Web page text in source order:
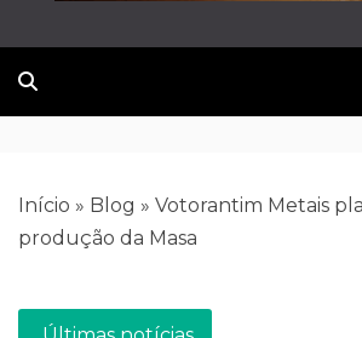
Início » Blog » Votorantim Metais
produção da Masa